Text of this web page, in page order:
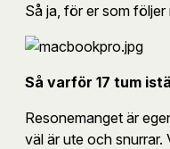
Så ja, för er som följer
Så varför 17 tum
Resonemanget är
väl är ute och snurrar.